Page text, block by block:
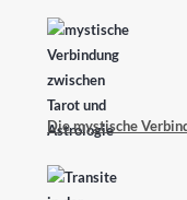
Die mystische